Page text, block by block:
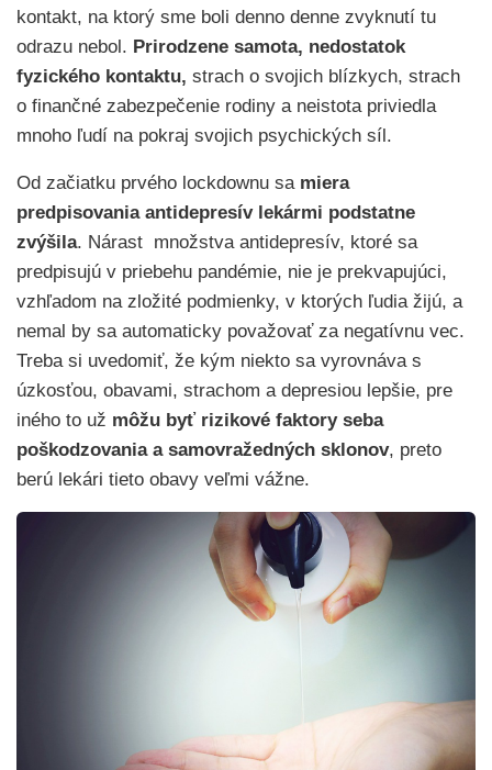
kontakt, na ktorý sme boli denno denne zvyknutí tu
odrazu nebol. Prirodzene samota, nedostatok
fyzického kontaktu, strach o svojich blízkych, strach
o finančné zabezpečenie rodiny a neistota priviedla
mnoho ľudí na pokraj svojich psychických síl.
Od začiatku prvého lockdownu samiera
predpisovania antidepresív lekármi podstatne
zvýšila. Nárast množstva antidepresív, ktoré sa
predpisujú v priebehu pandémie, nie je prekvapujúci,
vzhľadom na zložité podmienky, v ktorých ľudia žijú, a
nemal by sa automaticky považovať za negatívnu vec.
Treba si uvedomiť, že kým niekto sa vyrovnáva s
úzkosťou, obavami, strachom a depresiou lepšie, pre
iného to už môžu byť rizikové faktory seba
poškodzovania a samovražedných sklonov, preto
berú lekári tieto obavy veľmi vážne.